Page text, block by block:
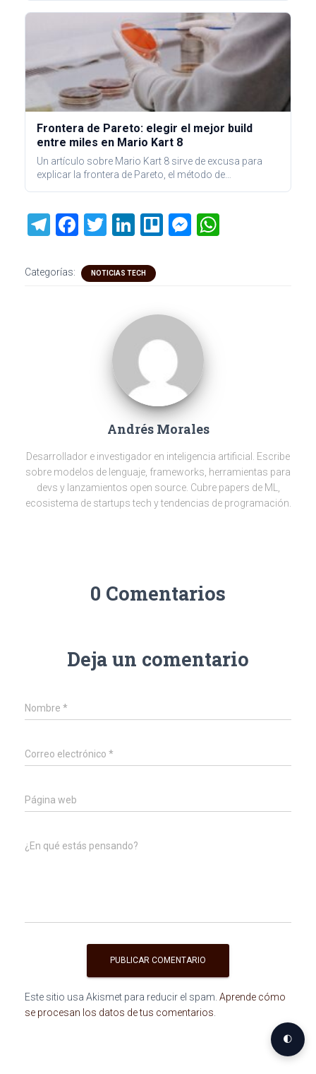
Frontera de Pareto: elegir el mejor build
entre miles en Mario Kart 8
Un artículo sobre Mario Kart 8 sirve de excusa para
explicar la frontera de Pareto, el método de…
T
e
F
ce
T
tt
Li
e
n
Tr M
er
Categorías: NOTICIAS TECH
Andrés Morales
Desarrollador e investigador en inteligencia artificial. Escribe
sobre modelos de lenguaje, frameworks, herramientas para
devs y lanzamientos open source. Cubre papers de ML,
ecosistema de startups tech y tendencias de programación.
0 Comentarios
Deja un comentario
Nombre *
Correo electrónico *
Página web
¿En qué estás pensando?
Este sitio usa Akismet para reducir el spam. Aprende cómo
se procesan los datos de tus comentarios
🌓